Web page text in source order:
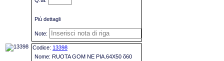
Più dettagli
13398
RUOTA GOM NE PIA.64X50 õ60